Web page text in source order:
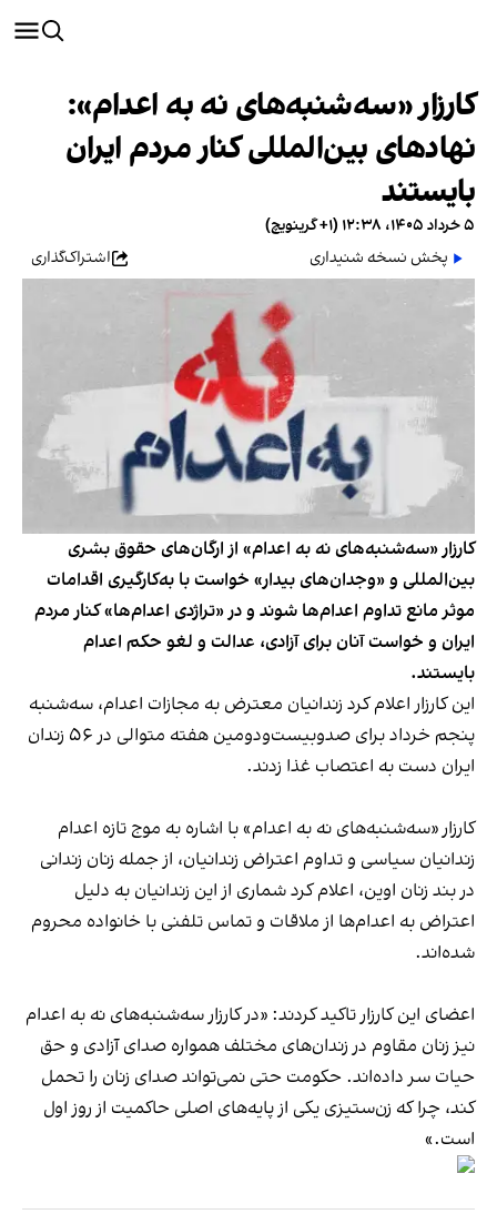
کارزار «سه‌شنبه‌های نه به اعدام»:
نهادهای بین‌المللی کنار مردم ایران
بایستند
۵ خرداد ۱۴۰۵، ۱۲:۳۸ (‎+۱ گرینویچ)
پخش نسخه شنیداری
اشتراک‌گذاری
کارزار «سه‌شنبه‌های نه به اعدام» از ارگان‌های حقوق بشری
بین‌المللی و «وجدان‌های بیدار» خواست با به‌کارگیری اقدامات
موثر مانع تداوم اعدام‌ها شوند و در «تراژدی اعدام‌ها» کنار مردم
ایران و خواست آنان برای آزادی، عدالت و لغو حکم اعدام
بایستند.
این کارزار اعلام کرد زندانیان معترض به مجازات اعدام، سه‌شنبه
پنجم خرداد برای صدوبیست‌ودومین هفته متوالی در ۵۶ زندان
ایران دست به اعتصاب غذا زدند.
کارزار «سه‌شنبه‌های نه به اعدام» با اشاره به موج تازه اعدام
زندانیان سیاسی و تداوم اعتراض زندانیان، از جمله زنان زندانی
در بند زنان اوین، اعلام کرد شماری از این زندانیان به دلیل
اعتراض به اعدام‌ها از ملاقات و تماس تلفنی با خانواده محروم
شده‌اند.
اعضای این کارزار تاکید کردند: «در کارزار سه‌شنبه‌های نه به اعدام
نیز زنان مقاوم در زندان‌های مختلف همواره صدای آزادی و حق
حیات سر داده‌اند. حکومت حتی نمی‌تواند صدای زنان را تحمل
کند، چرا که زن‌ستیزی یکی از پایه‌های اصلی حاکمیت از روز اول
است.»